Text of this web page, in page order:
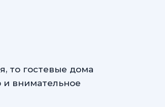
то гостевые дома
внимательное